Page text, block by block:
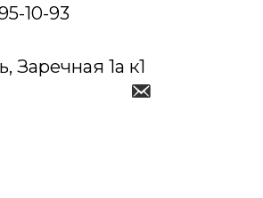
10-93
Заречная 1а к1